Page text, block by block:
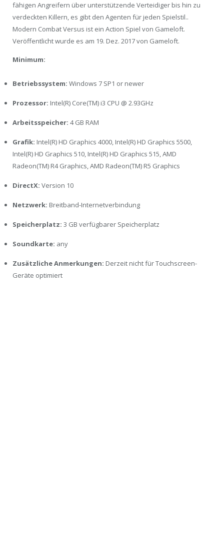
fähigen Angreifern über unterstützende Verteidiger bis hin zu
verdeckten Killern, es gibt den Agenten für jeden Spielstil..
Modern Combat Versus ist ein Action Spiel von Gameloft.
Veröffentlicht wurde es am 19. Dez. 2017 von Gameloft.
Minimum:
Betriebssystem: Windows 7 SP1 or newer
Prozessor: Intel(R) Core(TM) i3 CPU @ 2.93GHz
Arbeitsspeicher: 4 GB RAM
Grafik: Intel(R) HD Graphics 4000, Intel(R) HD Graphics 5500,
Intel(R) HD Graphics 510, Intel(R) HD Graphics 515, AMD
Radeon(TM) R4 Graphics, AMD Radeon(TM) R5 Graphics
DirectX: Version 10
Netzwerk: Breitband-Internetverbindung
Speicherplatz: 3 GB verfügbarer Speicherplatz
Soundkarte: any
Zusätzliche Anmerkungen: Derzeit nicht für Touchscreen-
Geräte optimiert